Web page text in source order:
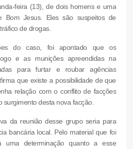
feira (13), de dois homens e uma
Bom Jesus. Eles são suspeitos de
de drogas.
do caso, foi apontado que os
e as munições apreendidas na
para furtar e roubar agências
que existe a possibilidade de que
relação com o conflito de facções
surgimento desta nova facção.
da reunião desse grupo seria para
bancária local. Pelo material que foi
uma determinação quanto a esse